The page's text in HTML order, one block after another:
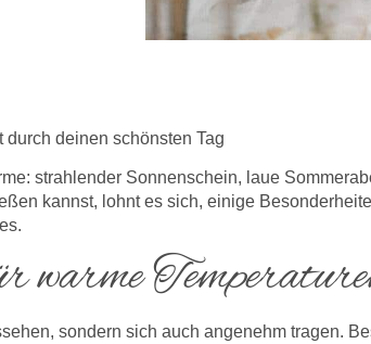
deinen schönsten Tag
strahlender Sonnenschein, laue
kannst, lohnt es sich, einige
sondern sich auch angenehm tragen.